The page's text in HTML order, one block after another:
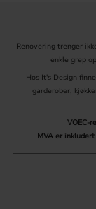
–
og eksklusiv
Rustfritt stål–
kjøkken.
Krom / forniklet –
– mykt
– en
Porselensknotter–
Ulike
Renovering trenger
enkle grep
Hos It's Design
garderober,
VOEC-
MVA er